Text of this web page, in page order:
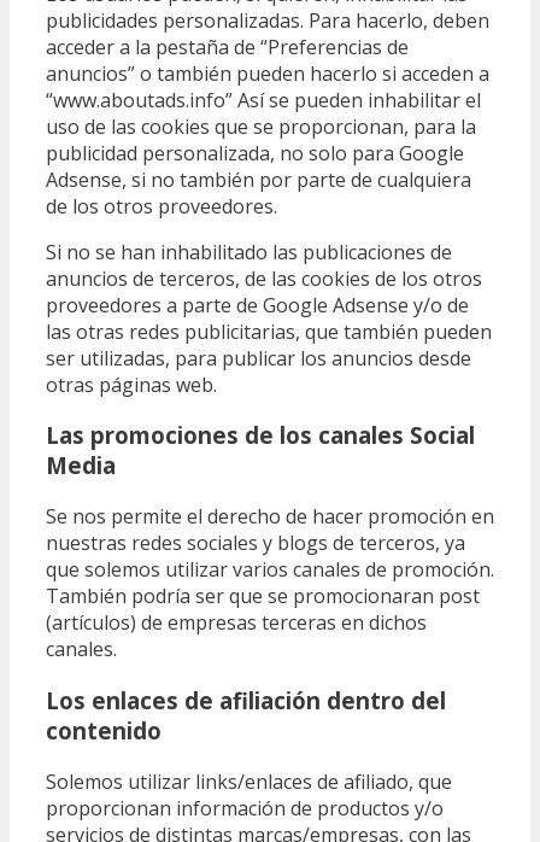
publicidades personalizadas. Para hacerlo, deben
acceder a la pestaña de “Preferencias de
anuncios” o también pueden hacerlo si acceden a
“www.aboutads.info” Así se pueden inhabilitar el
uso de las cookies que se proporcionan, para la
publicidad personalizada, no solo para Google
Adsense, si no también por parte de cualquiera
de los otros proveedores.
Si no se han inhabilitado las publicaciones de
anuncios de terceros, de las cookies de los otros
proveedores a parte de Google Adsense y/o de
las otras redes publicitarias, que también pueden
ser utilizadas, para publicar los anuncios desde
otras páginas web.
Las promociones de los canales Social
Media
Se nos permite el derecho de hacer promoción en
nuestras redes sociales y blogs de terceros, ya
que solemos utilizar varios canales de promoción.
También podría ser que se promocionaran post
(artículos) de empresas terceras en dichos
canales.
Los enlaces de afiliación dentro del
contenido
Solemos utilizar links/enlaces de afiliado, que
proporcionan información de productos y/o
servicios de distintas marcas/empresas, con las